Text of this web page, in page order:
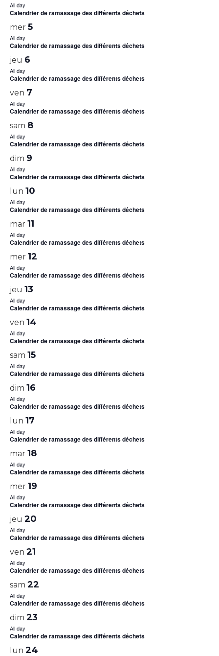
All day
Calendrier de ramassage des différents déchets
mer 5
All day
Calendrier de ramassage des différents déchets
jeu 6
All day
Calendrier de ramassage des différents déchets
ven 7
All day
Calendrier de ramassage des différents déchets
sam 8
All day
Calendrier de ramassage des différents déchets
dim 9
All day
Calendrier de ramassage des différents déchets
lun 10
All day
Calendrier de ramassage des différents déchets
mar 11
All day
Calendrier de ramassage des différents déchets
mer 12
All day
Calendrier de ramassage des différents déchets
jeu 13
All day
Calendrier de ramassage des différents déchets
ven 14
All day
Calendrier de ramassage des différents déchets
sam 15
All day
Calendrier de ramassage des différents déchets
dim 16
All day
Calendrier de ramassage des différents déchets
lun 17
All day
Calendrier de ramassage des différents déchets
mar 18
All day
Calendrier de ramassage des différents déchets
mer 19
All day
Calendrier de ramassage des différents déchets
jeu 20
All day
Calendrier de ramassage des différents déchets
ven 21
All day
Calendrier de ramassage des différents déchets
sam 22
All day
Calendrier de ramassage des différents déchets
dim 23
All day
Calendrier de ramassage des différents déchets
lun 24